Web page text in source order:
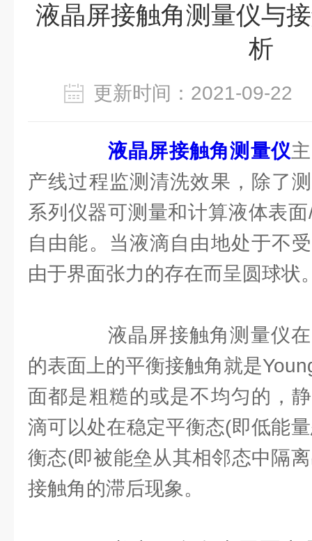
液晶屏接触角测量仪与
析
更新时间：2021-09-
液晶屏接触角测量仪
产线过程监测清洗效果，除了
系列仪器可测量和计算液体表
自由能。当液滴自由地处于不
由于界面张力的存在而呈圆球状
液晶屏接触角测量仪在
的表面上的平衡接触角就是
面都是粗糙的或是不均匀的，
滴可以处在稳定平衡态(即低能
衡态(即被能垒从其相邻态中隔
接触角的滞后现象。